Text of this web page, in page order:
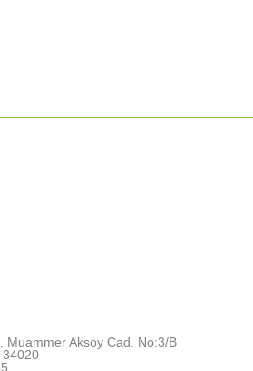
Muammer Aksoy Cad. No:3/B